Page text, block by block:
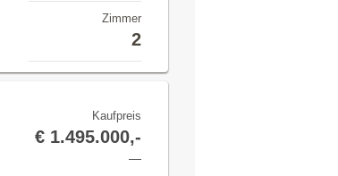
Zimmer
2
Kaufpreis
€ 1.495.000,-
—